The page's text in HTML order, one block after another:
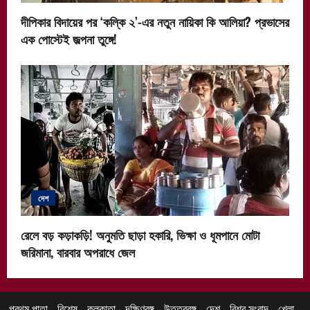
দীপিকার বিদায়ের পর ‘কল্কি ২’-এর নতুন নায়িকা কি আলিয়া? প্রভাসের
এক পোস্টেই জল্পনা তুঙ্গে!
দেশ
রেলে বড় কড়াকড়ি! অনুমতি ছাড়া হকারি, ভিক্ষা ও ধূমপানে মোটা
জরিমানা, বারবার অপরাধে জেল